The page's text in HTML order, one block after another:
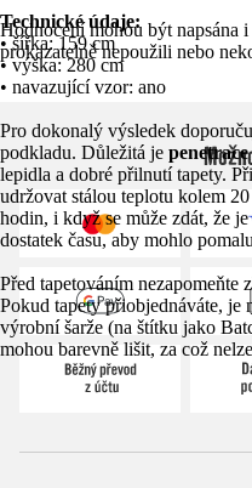
Technické údaje:
• šířka: 159 cm
• výška: 280 cm
• navazující vzor: ano
Pro dokonalý výsledek
podkladu. Důležitá je penetrace
lepidla a dobré přilnutí tapety.
udržovat stálou teplotu kolem
hodin, i když se může zdát, že
dostatek času, aby mohlo
Před tapetováním nezapomeňte
Pokud tapety přiobjednáváte, je
výrobní šarže (na štítku jako
mohou barevně lišit, za což
Hodnocení mohou být napsána
prokazatelně nepoužili nebo